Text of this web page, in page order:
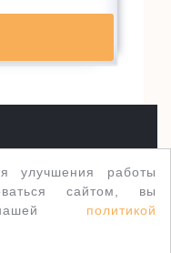
улучшения работы
сайтом, вы
нашей политикой